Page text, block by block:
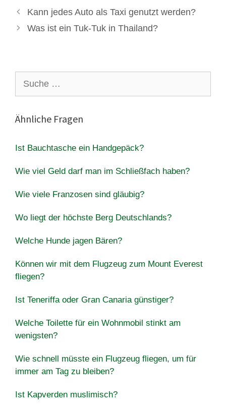
Kann jedes Auto als Taxi genutzt werden?
Was ist ein Tuk-Tuk in Thailand?
nach:
Ähnliche Fragen
Ist Bauchtasche ein Handgepäck?
Wie viel Geld darf man im Schließfach haben?
Wie viele Franzosen sind gläubig?
Wo liegt der höchste Berg Deutschlands?
Welche Hunde jagen Bären?
Können wir mit dem Flugzeug zum Mount Everest
fliegen?
Ist Teneriffa oder Gran Canaria günstiger?
Welche Toilette für ein Wohnmobil stinkt am
wenigsten?
Wie schnell müsste ein Flugzeug fliegen, um für
immer am Tag zu bleiben?
Ist Kapverden muslimisch?